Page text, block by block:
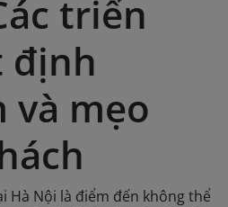
triển
định
và mẹo
Hà Nội là điểm đến không thể